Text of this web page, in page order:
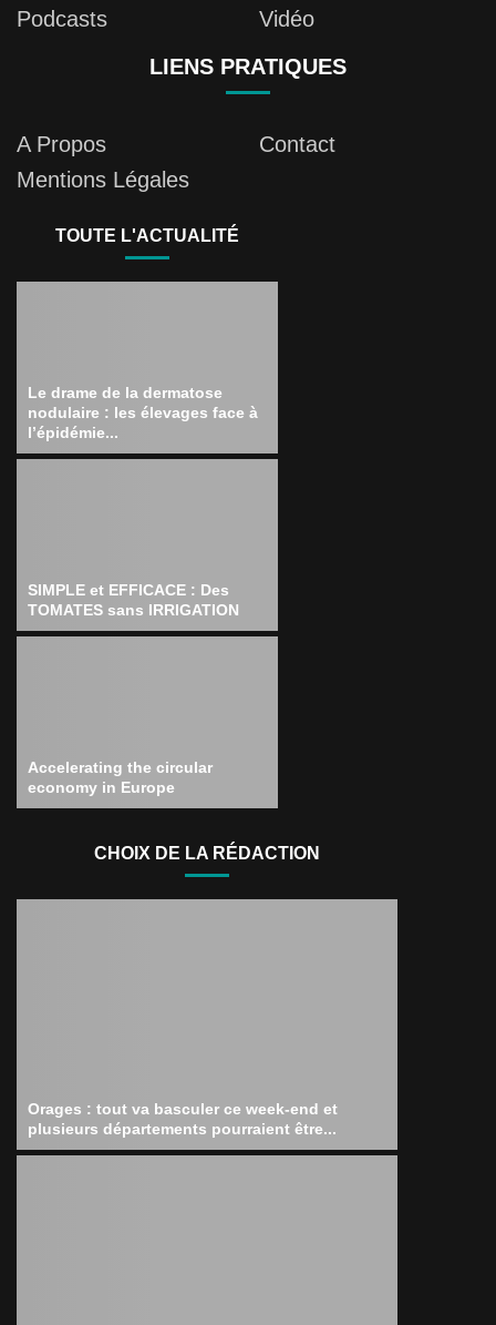
Podcasts
Vidéo
LIENS PRATIQUES
A Propos
Contact
Mentions Légales
TOUTE L'ACTUALITÉ
Le drame de la dermatose
nodulaire : les élevages face à
l’épidémie...
SIMPLE et EFFICACE : Des
TOMATES sans IRRIGATION
Accelerating the circular
economy in Europe
CHOIX DE LA RÉDACTION
Orages : tout va basculer ce week-end et
plusieurs départements pourraient être...